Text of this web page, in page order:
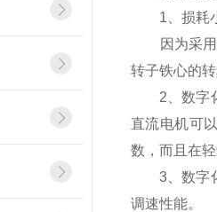
1、损耗
因为采用了
转子铁心的
2、数字化
直流电机可
数，而且在
3、数字化
调速性能。